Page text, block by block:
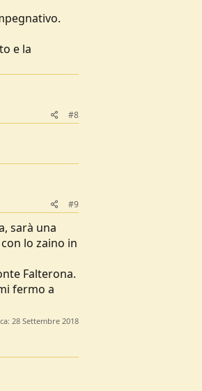
e la
#8
#9
sarà una
lo zaino in
Falterona.
fermo a
28 Settembre 2018